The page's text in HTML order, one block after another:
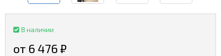
В наличии
от 6 476 ₽